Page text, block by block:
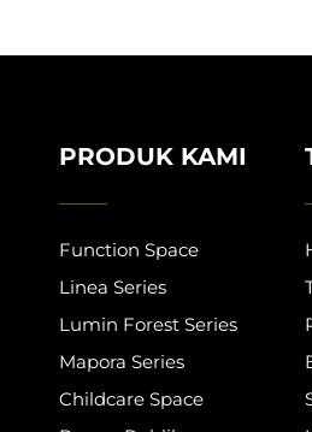
PRODUK KAMI
Function Space
Linea Series
Lumin Forest Series
Mapora Series
Childcare Space